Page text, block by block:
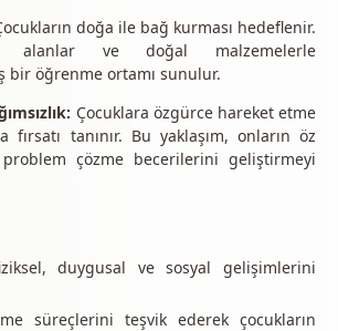
doğa ile bağ kurması hedeflenir.
alanlar ve doğal malzemelerle
bir öğrenme ortamı sunulur.
Çocuklara özgürce hareket etme
fırsatı tanınır. Bu yaklaşım, onların öz
çözme becerilerini geliştirmeyi
duygusal ve sosyal gelişimlerini
süreçlerini teşvik ederek çocukların